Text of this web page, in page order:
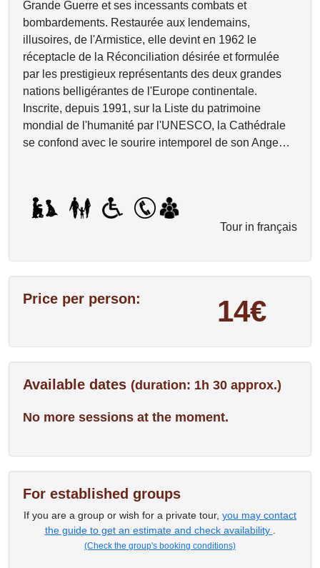
Grande Guerre et ses incessants combats et
bombardements. Restaurée aux lendemains,
illusoires, de l'Armistice, elle devint en 1962 le
réceptacle de la Réconciliation désirée et formulée
par les prestigieux représentants des deux grandes
nations belligérantes de l'Europe continentale.
Inscrite, depuis 1991, sur la Liste du patrimoine
mondial de l'humanité par l'UNESCO, la Cathédrale
se confond avec le sourire intemporel de son Ange…
Tour in français
Price per person: 14€
Available dates (duration: 1h 30 approx.)
No more sessions at the moment.
For established groups
If you are a group or wish for a private tour, you may contact
the guide to get an estimate and check availability
(Check the group's booking conditions)